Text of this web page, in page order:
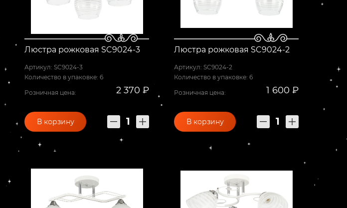
Люстра рожковая SC9024-3
Артикул: SC9024-3
Количество в упаковке: 6
Розничная цена: 2 370 ₽
В корзину
Люстра рожковая SC9024-2
Артикул: SC9024-2
Количество в упаковке: 6
Розничная цена: 1 600 ₽
В корзину